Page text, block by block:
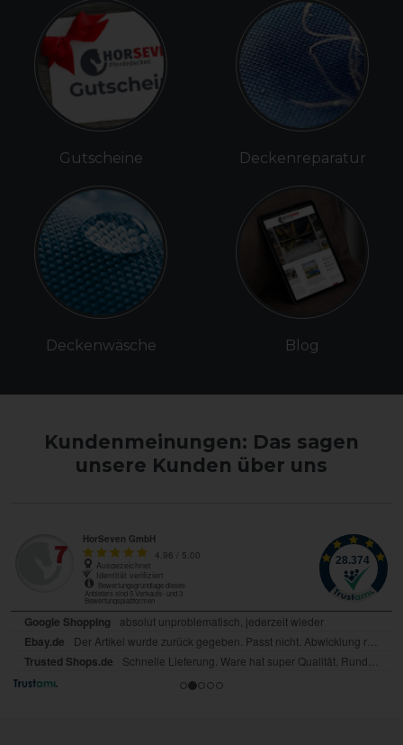
Gutscheine
Deckenwäsche
Deckenreparatur
Blog
Kundenmeinungen: Das sagen
unsere Kunden über uns